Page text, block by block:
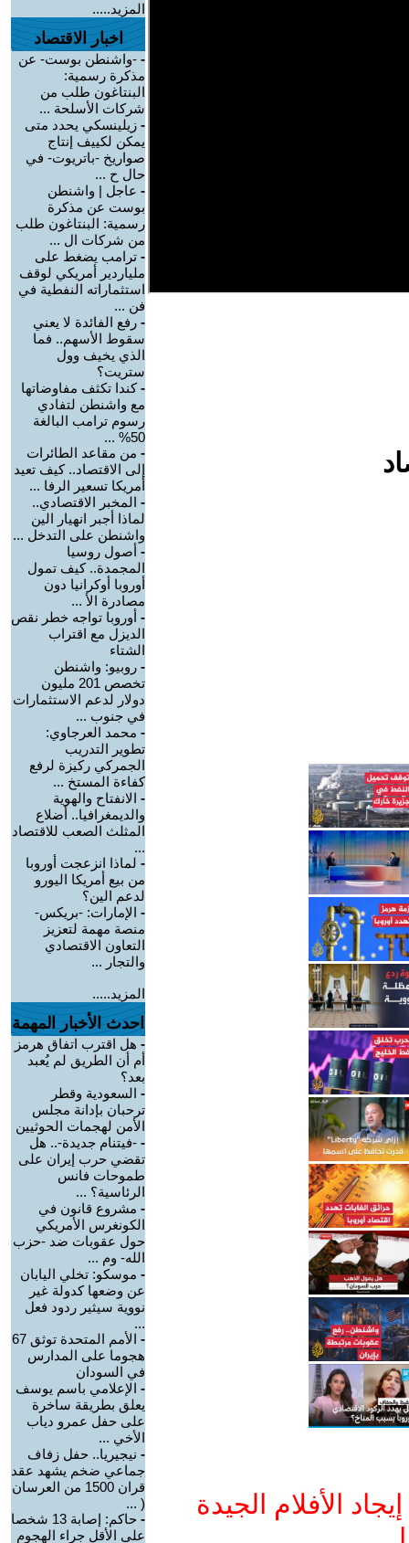
الأفلام الجيدة
المزيد.....
اخبار الاقتصاد
- -واشنطن بوست- عن
مذكرة رسمية:
البنتاغون طلب من
شركات الأسلحة ...
- زيلينسكي يحدد متى
يمكن لكييف إنتاج
صواريخ -باتريوت- في
حال ح ...
- عاجل | واشنطن
بوست عن مذكرة
رسمية: البنتاغون طلب
من شركات ال ...
- ترامب يضغط على
ملياردير أمريكي لوقف
استثماراته النفطية في
فن ...
- رفع الفائدة لا يعني
سقوط الأسهم.. فما
الذي يخيف وول
ستريت؟
-كندا تكثف مفاوضاتها
مع واشنطن لتفادي
رسوم ترامب البالغة
50% ...
- من مقاعد الطائرات
إلى الاقتصاد.. كيف تعيد
أمريكا تسعير الرفا ...
- المخبر الاقتصادي..
لماذا أجبر انهيار الين
واشنطن على التدخل ...
- أصول روسيا
المجمدة.. كيف تمول
أوروبا أوكرانيا دون
مصادرة الأ ...
- أوروبا تواجه خطر نقص
الديزل مع اقتراب
الشتاء
- روبيو: واشنطن
تخصص 201 مليون
دولار لدعم الاستثمارات
في جنوب ...
- محمد العرجاوي:
تطوير التدريب
الجمركي ركيزة لرفع
كفاءة المستخ ...
- الانفتاح والهوية
والديمغرافيا.. أضلاع
المثلث الصعب للاقتصاد
...
- لماذا انزعجت أوروبا
من بيع أمريكا اليورو
لدعم الين؟
- الإمارات: -بريكس-
منصة مهمة لتعزيز
التعاون الاقتصادي
والتجار ...
المزيد.....
احدث الأخبار المهمة
- هل اقترب اتفاق هرمز
أم أن الطريق لم يُعبد
بعد؟
- السعودية وقطر
ترحبان بإدانة مجلس
الأمن لهجمات الحوثيين
- -فيتنام جديدة-.. هل
تقضي حرب إيران على
طموحات فانس
الرئاسية؟ ...
- مشروع قانون في
الكونغرس الأمريكي
حول عقوبات ضد -حزب
الله- وم ...
- موسكو: تخلي اليابان
عن وضعها كدولة غير
نووية سيثير ردود فعل
...
-
الأمم المتحدة توثق 67
هجوما على المدارس
في السودان
- الإعلامي باسم يوسف
يعلق بطريقة ساخرة
على حفل عمرو دياب
الأخي ...
- نيجيريا.. حفل زفاف
جماعي ضخم يشهد عقد
قران 1500 من العرسان
( ...
-
حاكم: إصابة 13 شخصا
على الأقل جراء الهجوم